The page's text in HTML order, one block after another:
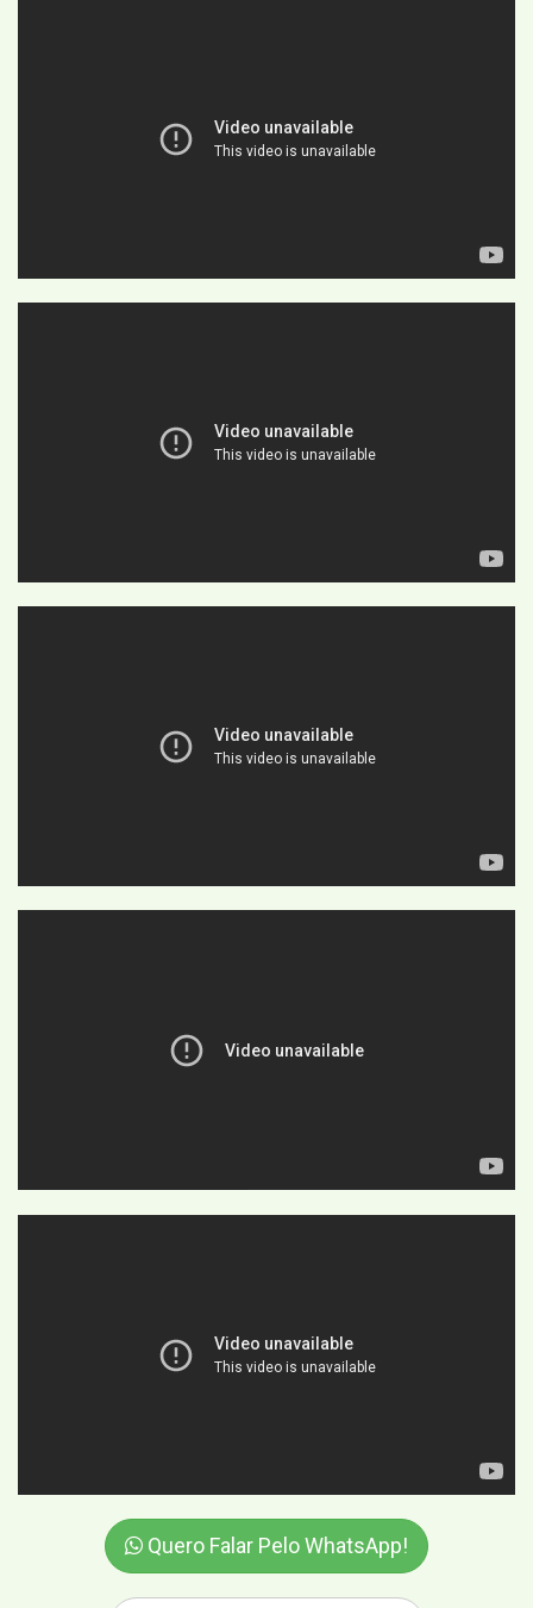
Quero Falar Pelo WhatsApp!